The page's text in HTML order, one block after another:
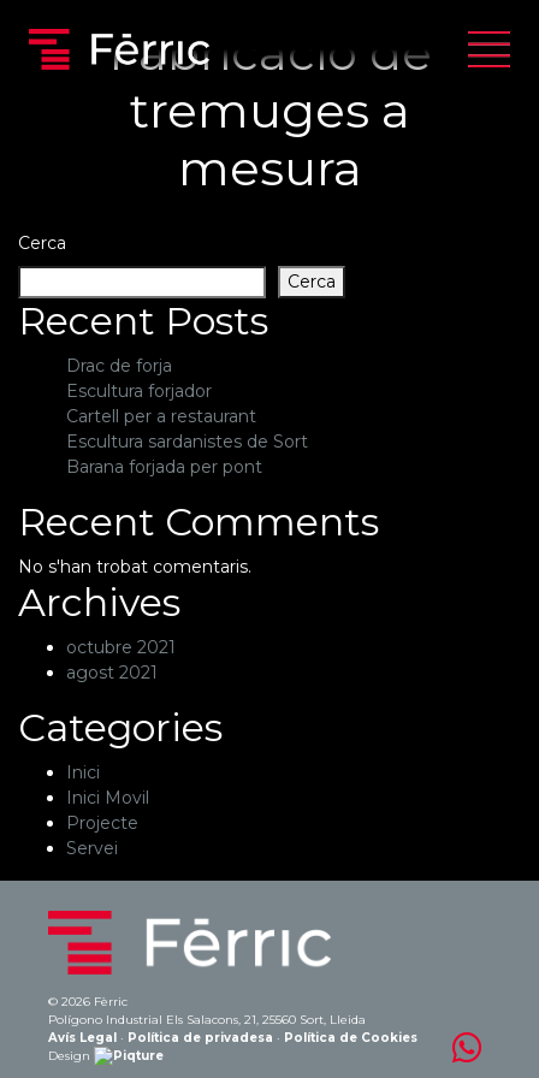
Fabricació de
tremuges a
mesura
Cerca
Cerca
Recent Posts
Drac de forja
Escultura forjador
Cartell per a restaurant
Escultura sardanistes de Sort
Barana forjada per pont
Recent Comments
No s'han trobat comentaris.
Archives
octubre 2021
agost 2021
Categories
Inici
Inici Movil
Projecte
Servei
© 2026 Fèrric
Polígono Industrial Els Salacons, 21, 25560 Sort, Lleida
Avís Legal · Política de privadesa · Política de Cookies
Design